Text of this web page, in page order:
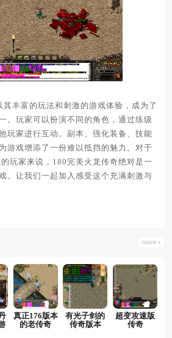
其丰富的玩法和刺激的游戏体验，成为了
。玩家可以扮演不同的角色，通过练级
玩家进行互动。副本、强化装备、技能
游戏增添了一份难以抵挡的魅力。对于
玩家来说，180完美火龙传奇绝对是一
。让我们一起加入感受这个充满刺激与
真正176版本
的老传奇
有光子剑的
传奇版本
超变攻速版
传奇